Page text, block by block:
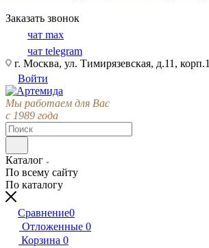
Заказать звонок
чат max
чат telegram
г. Москва, ул. Тимирязевская, д.11, корп.1
Войти
Мы работаем для Вас
с 1989 года
Каталог
По всему сайту
По каталогу
Сравнение0
Отложенные 0
Корзина 0